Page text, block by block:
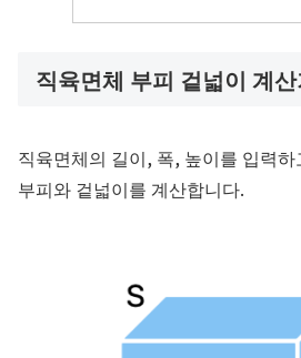
직육면체 부피 겉넓이 계산
직육면체의 길이, 폭, 높이를 입력
부피와 겉넓이를 계산합니다.